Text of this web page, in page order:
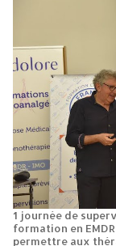
1 journée de
formation en
permettre aux